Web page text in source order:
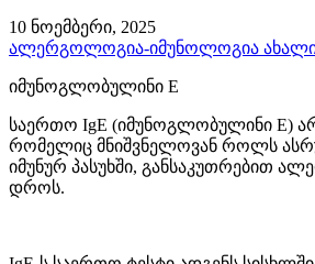
10 ნოემბერი, 2025
ალერგოლოგია-იმუნოლოგია
იმუნოგლობულინი E
საერთო IgE (იმუნოგლობულინი E)
რომელიც მნიშვნელოვან როლს
იმუნურ პასუხში, განსაკუთრებით
დროს.